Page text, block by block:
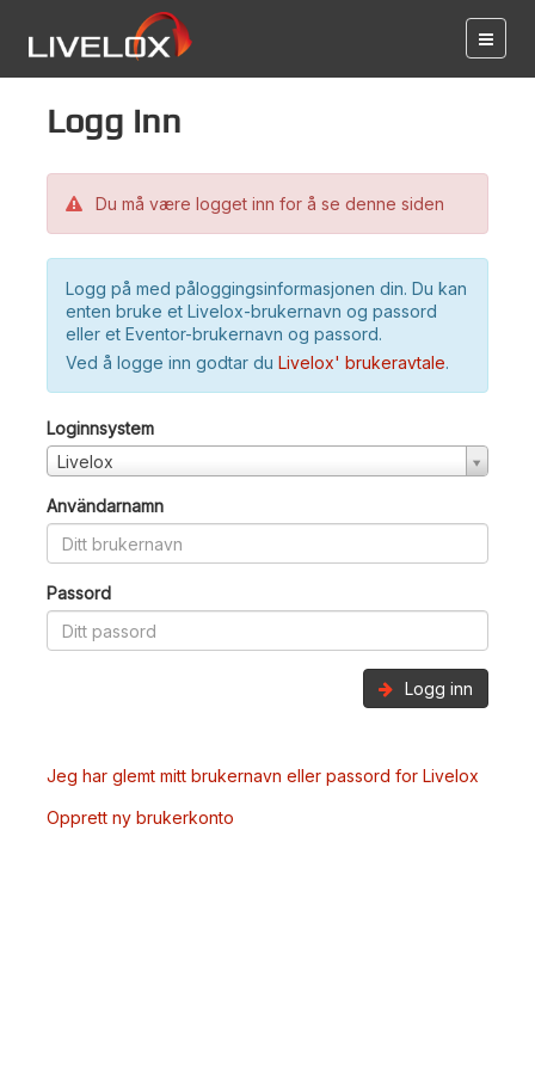
Logg inn
Du må være logget inn for å se denne siden
Logg på med påloggingsinformasjonen din. Du kan
enten bruke et Livelox-brukernavn og passord
eller et Eventor-brukernavn og passord.
Ved å logge inn godtar du Livelox' brukeravtale.
Loginnsystem
Livelox
Användarnamn
Passord
Logg inn
Jeg har glemt mitt brukernavn eller passord for Livelox
Opprett ny brukerkonto